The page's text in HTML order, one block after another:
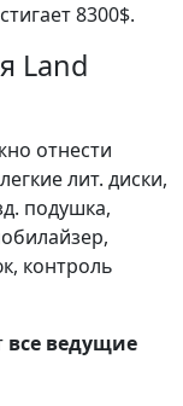
8300$.
Land
отнести
лит. диски,
подушка,
контроль
все ведущие